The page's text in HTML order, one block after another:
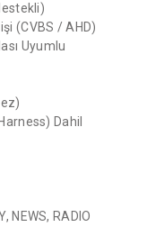
(CVBS / AHD)
Uyumlu
Dahil
NEWS, RADIO